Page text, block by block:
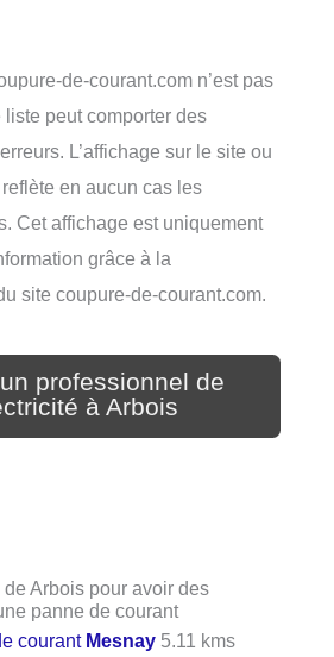
de-courant.com n’est pas
peut comporter des
L’affichage sur le site ou
en aucun cas les
Cet affichage est uniquement
grâce à la
site coupure-de-courant.com.
professionnel de
à Arbois
Arbois pour avoir des
panne de courant
courant Mesnay 5.11 kms